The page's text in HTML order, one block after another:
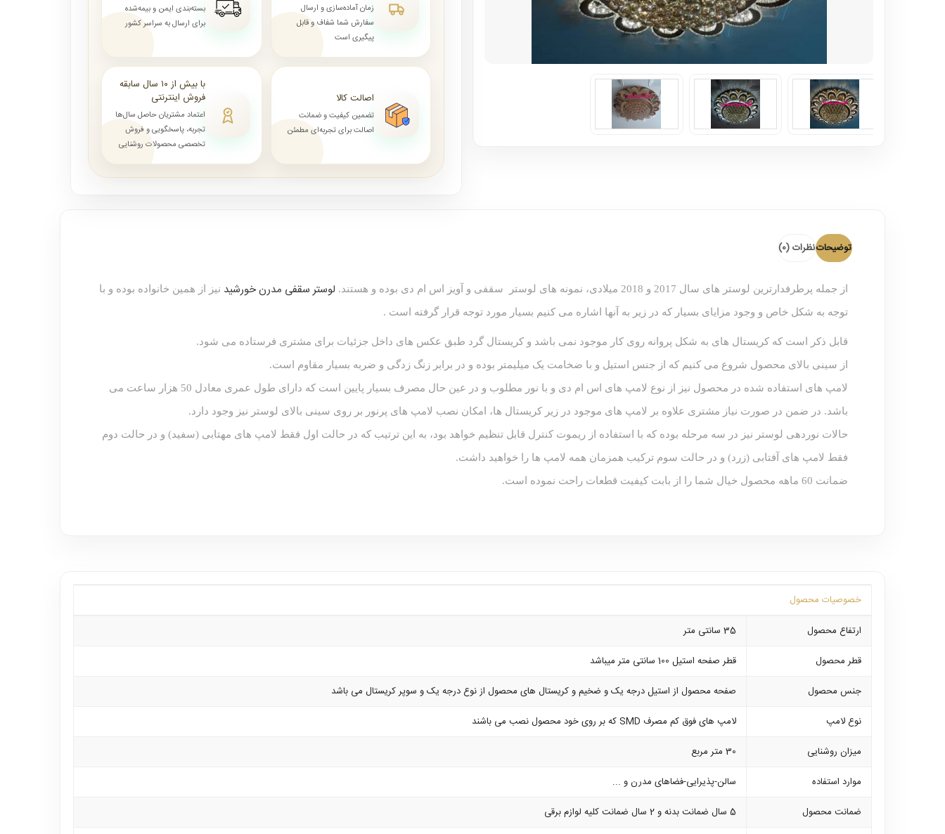
زمان آماده‌سازی و ارسال
سفارش شما شفاف و قابل
پیگیری است
بسته‌بندی ایمن و بیمه‌شده
برای ارسال به سراسر کشور
اصالت کالا
تضمین کیفیت و ضمانت
اصالت برای تجربه‌ای مطمئن
با بیش از ۱۰ سال سابقه
فروش اینترنتی
اعتماد مشتریان حاصل سال‌ها
تجربه، پاسخگویی و فروش
تخصصی محصولات روشنایی
توضیحاتنظرات (0)
از جمله پرطرفدارترین لوستر های سال 2017 و 2018 میلادی، نمونه های لوستر سقفی و آویز اس ام دی بوده و هستند. لوستر سقفی مدرن خورشید نیز از همین خانواده بوده و با
توجه به شکل خاص و وجود مزایای بسیار که در زیر به آنها اشاره می کنیم بسیار مورد توجه قرار گرفته است .
قابل ذکر است که کریستال های به شکل پروانه روی کار موجود نمی باشد و کریستال گرد طبق عکس های داخل جزئیات برای مشتری فرستاده می شود.
از سینی بالای محصول شروع می کنیم که از جنس استیل و با ضخامت یک میلیمتر بوده و در برابر زنگ زدگی و ضربه بسیار مقاوم است.
لامپ های استفاده شده در محصول نیز از نوع لامپ های اس ام دی و با نور مطلوب و در عین حال مصرف بسیار پایین است که دارای طول عمری معادل 50 هزار ساعت می
باشد. در ضمن در صورت نیاز مشتری علاوه بر لامپ های موجود در زیر کریستال ها، امکان نصب لامپ های پرنور بر روی سینی بالای لوستر نیز وجود دارد.
حالات نوردهی لوستر نیز در سه مرحله بوده که با استفاده از ریموت کنترل قابل تنظیم خواهد بود، به این ترتیب که در حالت اول فقط لامپ های مهتابی (سفید) و در حالت دوم
فقط لامپ های آفتابی (زرد) و در حالت سوم ترکیب همزمان همه لامپ ها را خواهید داشت.
ضمانت 60 ماهه محصول خیال شما را از بابت کیفیت قطعات راحت نموده است.
خصوصیات محصول
ارتفاع محصول
35 سانتی متر
قطر محصول
قطر صفحه استیل 100 سانتی متر میباشد
جنس محصول
صفحه محصول از استیل درجه یک و ضخیم و کریستال های محصول از نوع درجه یک و سوپر کریستال می باشد
نوع لامپ
لامپ های فوق کم مصرف SMD که بر روی خود محصول نصب می باشند
میزان روشنایی
30 متر مربع
موارد استفاده
سالن-پذیرایی-فضاهای مدرن و ...
ضمانت محصول
5 سال ضمانت بدنه و 2 سال ضمانت کلیه لوازم برقی